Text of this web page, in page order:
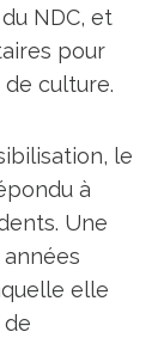
NDC, et
pour
de culture.
le
à
Une
elle
de